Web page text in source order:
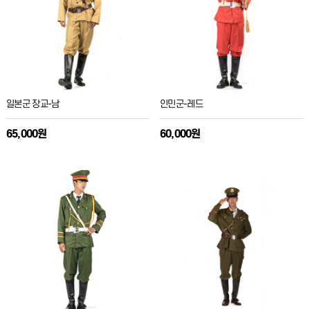
일본군 장교-남
65,000원
인민군-레드
60,000원